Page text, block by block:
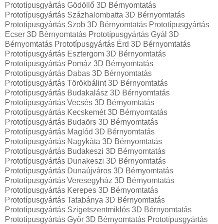
Prototípusgyártás Gödöllő 3D Bérnyomtatás
Prototípusgyártás Százhalombatta 3D Bérnyomtatás
Prototípusgyártás Szob 3D Bérnyomtatás Prototípusgyártás
Ecser 3D Bérnyomtatás Prototípusgyártás Gyál 3D
Bérnyomtatás Prototípusgyártás Érd 3D Bérnyomtatás
Prototípusgyártás Esztergom 3D Bérnyomtatás
Prototípusgyártás Pomáz 3D Bérnyomtatás
Prototípusgyártás Dabas 3D Bérnyomtatás
Prototípusgyártás Törökbálint 3D Bérnyomtatás
Prototípusgyártás Budakalász 3D Bérnyomtatás
Prototípusgyártás Vecsés 3D Bérnyomtatás
Prototípusgyártás Kecskemét 3D Bérnyomtatás
Prototípusgyártás Budaörs 3D Bérnyomtatás
Prototípusgyártás Maglód 3D Bérnyomtatás
Prototípusgyártás Nagykáta 3D Bérnyomtatás
Prototípusgyártás Budakeszi 3D Bérnyomtatás
Prototípusgyártás Dunakeszi 3D Bérnyomtatás
Prototípusgyártás Dunaújváros 3D Bérnyomtatás
Prototípusgyártás Veresegyház 3D Bérnyomtatás
Prototípusgyártás Kerepes 3D Bérnyomtatás
Prototípusgyártás Tatabánya 3D Bérnyomtatás
Prototípusgyártás Szigetszentmiklós 3D Bérnyomtatás
Prototípusgyártás Győr 3D Bérnyomtatás Prototípusgyártás